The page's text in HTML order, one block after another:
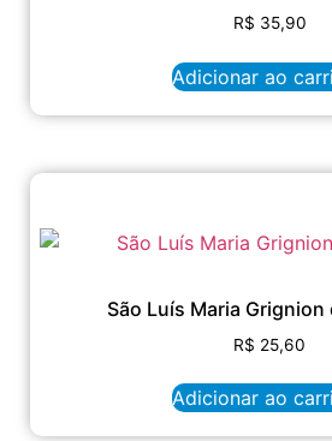
R$ 35,90
Adicionar ao
São Luís Maria
R$ 25,60
Adicionar ao